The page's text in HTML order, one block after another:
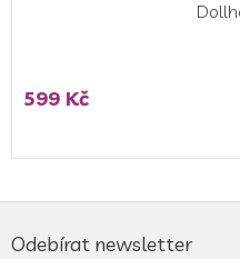
hodnocení
produktu
5,0
5
hvězdiček.
599 Kč
áOdebírat newsletter